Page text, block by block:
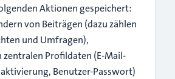
Aktionen gespeichert:
von Beiträgen (dazu zählen
und Umfragen),
zentralen Profildaten (E-Mail-
Benutzer-Passwort)